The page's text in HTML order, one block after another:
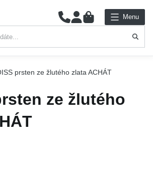
0 Menu
prsten ze žlutého zlata ACHÁT
ze žlutého